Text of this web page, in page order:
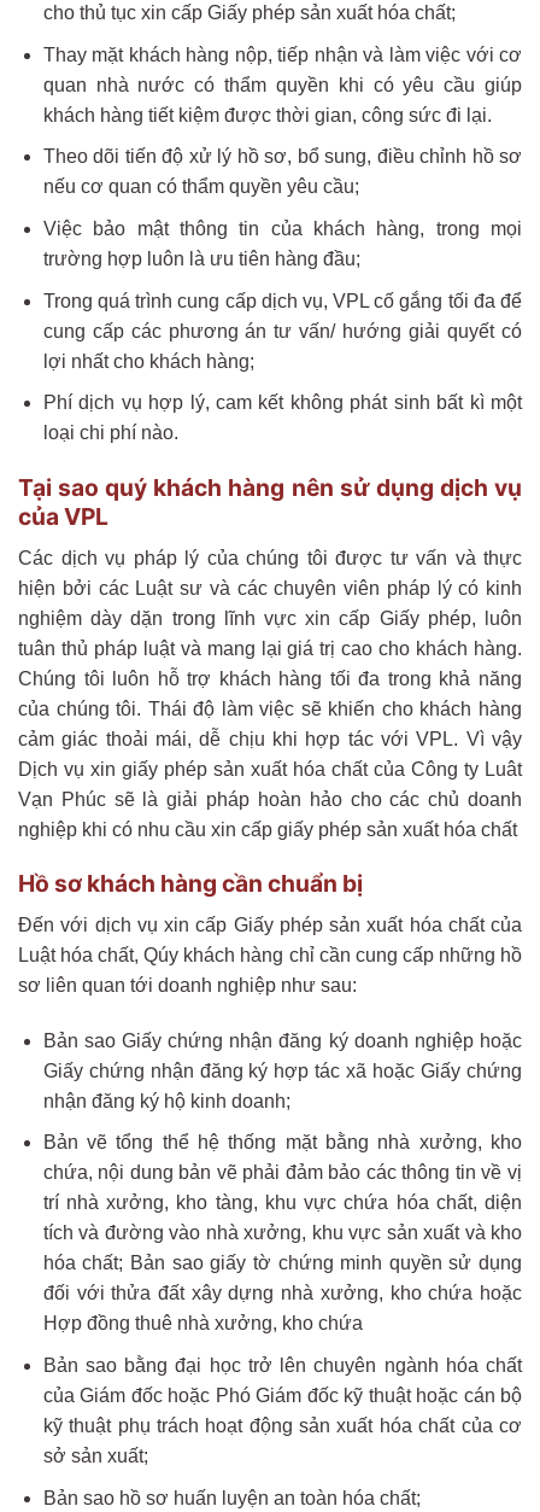
cho thủ tục xin cấp Giấy phép sản xuất hóa chất;
Thay mặt khách hàng nộp, tiếp nhận và làm việc với cơ
quan nhà nước có thẩm quyền khi có yêu cầu giúp
khách hàng tiết kiệm được thời gian, công sức đi lại.
Theo dõi tiến độ xử lý hồ sơ, bổ sung, điều chỉnh hồ sơ
nếu cơ quan có thẩm quyền yêu cầu;
Việc bảo mật thông tin của khách hàng, trong mọi
trường hợp luôn là ưu tiên hàng đầu;
Trong quá trình cung cấp dịch vụ, VPL cố gắng tối đa để
cung cấp các phương án tư vấn/ hướng giải quyết có
lợi nhất cho khách hàng;
Phí dịch vụ hợp lý, cam kết không phát sinh bất kì một
loại chi phí nào.
Tại sao quý khách hàng nên sử dụng dịch vụ
của VPL
Các dịch vụ pháp lý của chúng tôi được tư vấn và thực
hiện bởi các Luật sư và các chuyên viên pháp lý có kinh
nghiệm dày dặn trong lĩnh vực xin cấp Giấy phép, luôn
tuân thủ pháp luật và mang lại giá trị cao cho khách hàng.
Chúng tôi luôn hỗ trợ khách hàng tối đa trong khả năng
của chúng tôi. Thái độ làm việc sẽ khiến cho khách hàng
cảm giác thoải mái, dễ chịu khi hợp tác với VPL. Vì vậy
Dịch vụ xin giấy phép sản xuất hóa chất của Công ty Luât
Vạn Phúc sẽ là giải pháp hoàn hảo cho các chủ doanh
nghiệp khi có nhu cầu xin cấp giấy phép sản xuất hóa chất
Hồ sơ khách hàng cần chuẩn bị
Đến với dịch vụ xin cấp Giấy phép sản xuất hóa chất của
Luật hóa chất, Qúy khách hàng chỉ cần cung cấp những hồ
sơ liên quan tới doanh nghiệp như sau:
Bản sao Giấy chứng nhận đăng ký doanh nghiệp hoặc
Giấy chứng nhận đăng ký hợp tác xã hoặc Giấy chứng
nhận đăng ký hộ kinh doanh;
Bản vẽ tổng thể hệ thống mặt bằng nhà xưởng, kho
chứa, nội dung bản vẽ phải đảm bảo các thông tin về vị
trí nhà xưởng, kho tàng, khu vực chứa hóa chất, diện
tích và đường vào nhà xưởng, khu vực sản xuất và kho
hóa chất; Bản sao giấy tờ chứng minh quyền sử dụng
đối với thửa đất xây dựng nhà xưởng, kho chứa hoặc
Hợp đồng thuê nhà xưởng, kho chứa
Bản sao bằng đại học trở lên chuyên ngành hóa chất
của Giám đốc hoặc Phó Giám đốc kỹ thuật hoặc cán bộ
kỹ thuật phụ trách hoạt động sản xuất hóa chất của cơ
sở sản xuất;
Bản sao hồ sơ huấn luyện an toàn hóa chất;